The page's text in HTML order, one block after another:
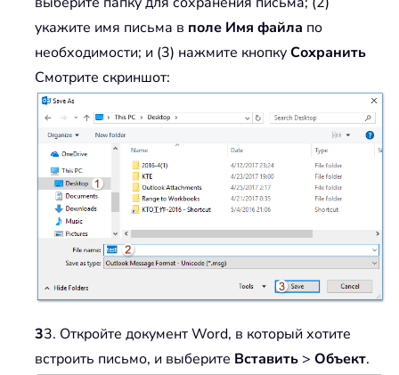
укажите имя письма в поле Имя файла по
необходимости; и (3) нажмите кнопкуСохранить
Смотрите скриншот:
33. Откройте документ Word, в который хотите
встроить письмо, и выберите Вставить > Объект.